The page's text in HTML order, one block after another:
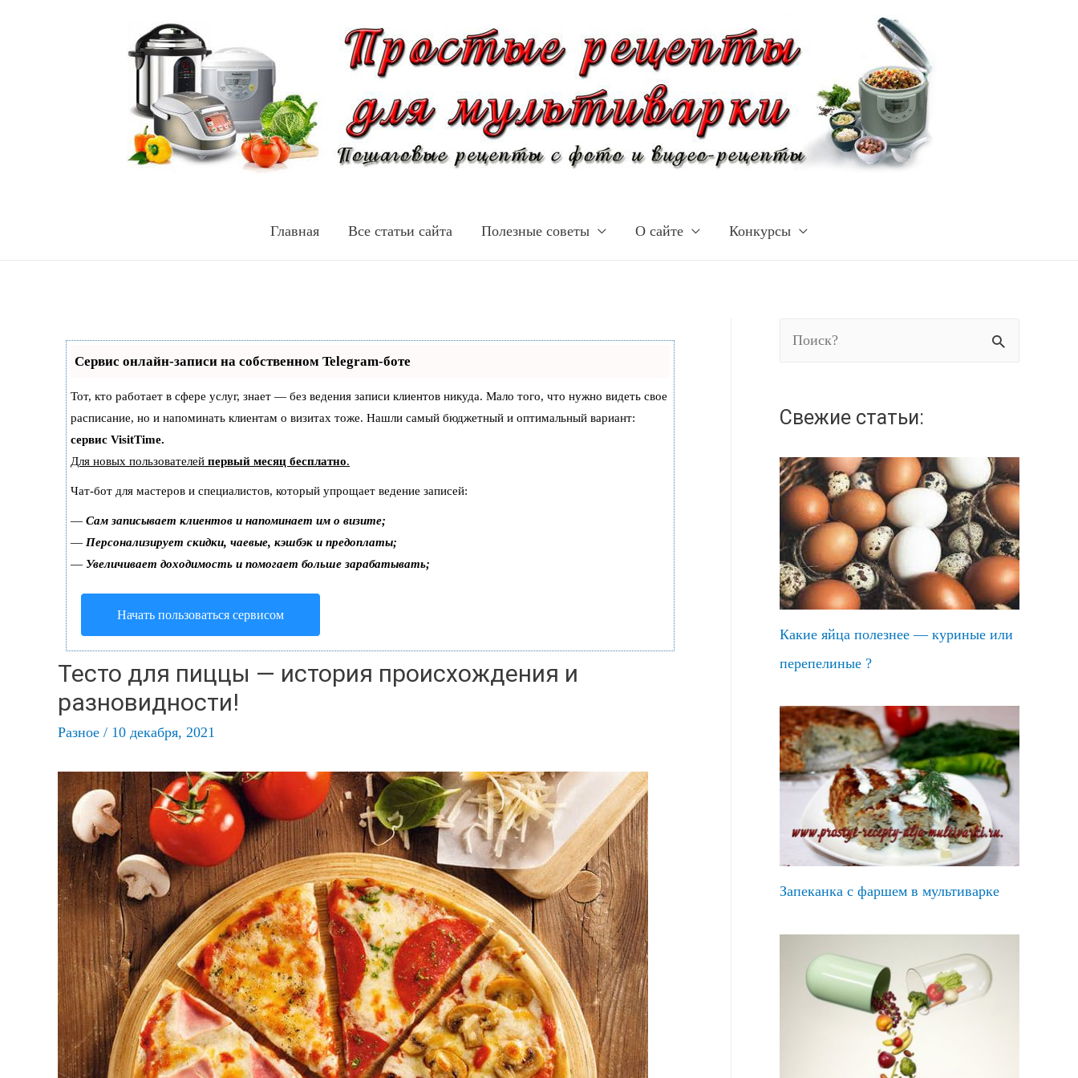
Главная Все статьи сайта Полезные советы О сайте Конкурсы
Сервис онлайн-записи на собственном Telegram-боте
Тот, кто работает в сфере услуг, знает — без ведения записи клиентов никуда. Мало того, что нужно видеть свое
расписание, но и напоминать клиентам о визитах тоже. Нашли самый бюджетный и оптимальный вариант:
сервис VisitTime.
Для новых пользователей первый месяц бесплатно.
Чат-бот для мастеров и специалистов, который упрощает ведение записей:
— Сам записывает клиентов и напоминает им о визите;
— Персонализирует скидки, чаевые, кэшбэк и предоплаты;
— Увеличивает доходимость и помогает больше зарабатывать;
Начать пользоваться сервисом
Тесто для пиццы — история происхождения и
разновидности!
Разное / 10 декабря, 2021
т
:
Свежие статьи:
Какие яйца полезнее — куриные или
перепелиные ?
Запеканка с фаршем в мультиварке